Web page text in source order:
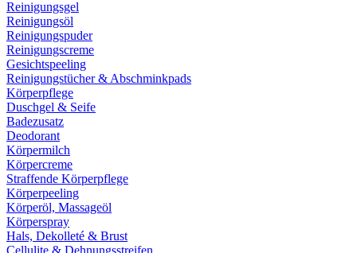
Reinigungsgel
Reinigungsöl
Reinigungspuder
Reinigungscreme
Gesichtspeeling
Reinigungstücher & Abschminkpads
Körperpflege
Duschgel & Seife
Badezusatz
Deodorant
Körpermilch
Körpercreme
Straffende Körperpflege
Körperpeeling
Körperöl, Massageöl
Körperspray
Hals, Dekolleté & Brust
Cellulite & Dehnungsstreifen